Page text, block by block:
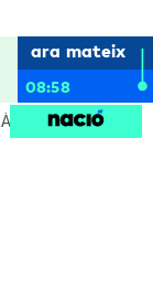
ara mateix
08:58
CRIANÇA